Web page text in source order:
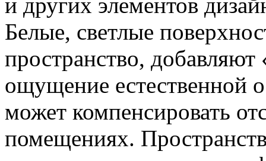
Белые, светлые
пространство,
ощущение естественной
может компенсировать
помещениях.